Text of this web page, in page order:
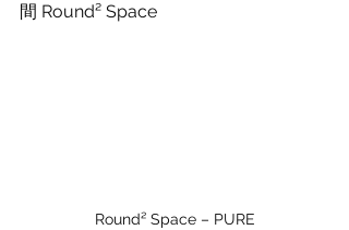
間 Round² Space
Round² Space – PURE